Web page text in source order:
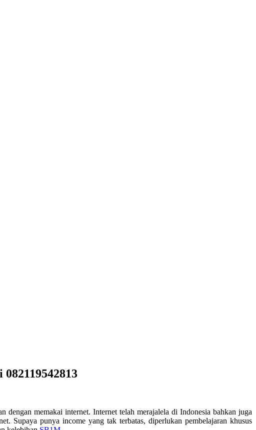
dengan memakai internet. Internet telah merajalela di Indonesia bahkan juga
Supaya punya income yang tak terbatas, diperlukan pembelajaran khusus